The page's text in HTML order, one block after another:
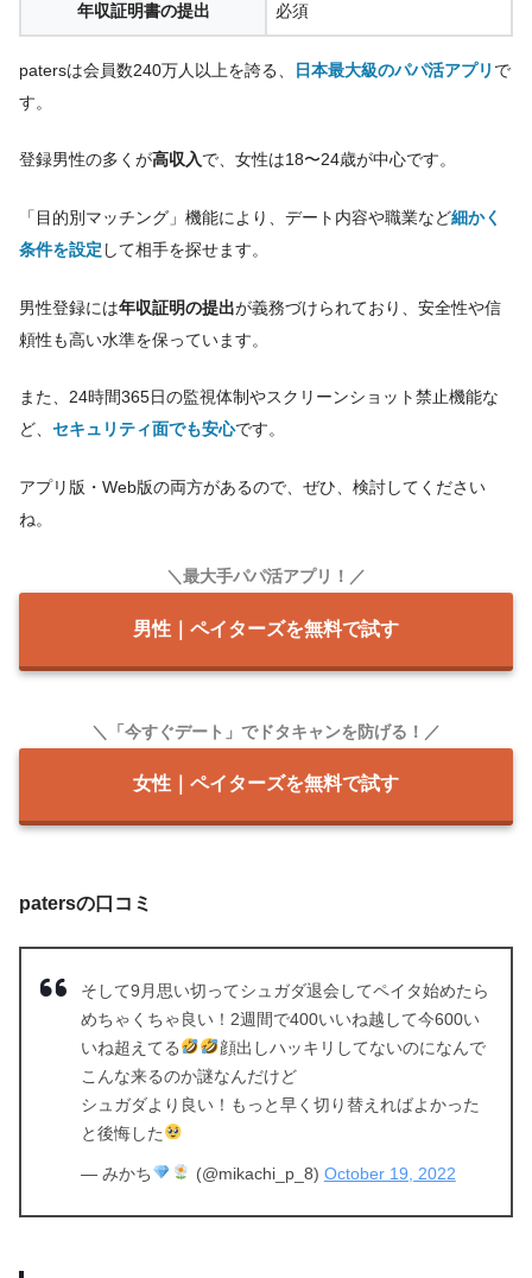
年収証明書の提出 必須
patersは会員数240万人以上を誇る、 日本最大級のパパ活アプリ で
す。
登録男性の多くが高収入で、女性は18〜24歳が中心です。
「目的別マッチング」機能により、デート内容や職業など細かく
条件を設定 して相手を探せます。
男性登録には年収証明の提出が義務づけられており、安全性や信
頼性も高い水準を保っています。
また、24時間365日の監視体制やスクリーンショット禁止機能な
ど、 セキュリティ面でも安心です。
アプリ版・Web版の両方があるので、ぜひ、検討してください
ね。
＼最大手パパ活アプリ！／
男性｜ペイターズを無料で試す
＼「今すぐデート」でドタキャンを防げる！／
女性｜ペイターズを無料で試す
patersの口コミ
そして9月思い切ってシュガダ退会してペイタ始めたら
めちゃくちゃ良い！2週間で400いいね越して今600い
いね超えてる
顔出しハッキリしてないのになんで
こんな来るのか謎なんだけど
シュガダより良い！もっと早く切り替えればよかった
と後悔した
— みかち (@mikachi_p_8) October 19, 2022